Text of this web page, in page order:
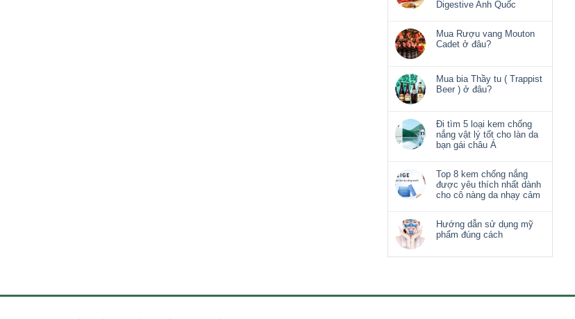
Digestive Anh Quốc
Mua Rượu vang Mouton
Cadet ở đâu?
Mua bia Thầy tu ( Trappist
Beer ) ở đâu?
Đi tìm 5 loại kem chống
nắng vật lý tốt cho làn da
bạn gái châu Á
Top 8 kem chống nắng
được yêu thích nhất dành
cho cô nàng da nhạy cảm
Hướng dẫn sử dụng mỹ
phẩm đúng cách